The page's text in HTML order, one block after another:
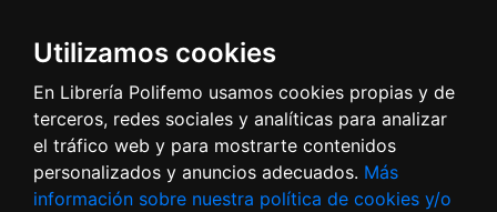
Utilizamos cookies
En Librería Polifemo usamos cookies propias y de
terceros, redes sociales y analíticas para analizar
el tráfico web y para mostrarte contenidos
personalizados y anuncios adecuados. Más
información sobre nuestra política de cookies y/o